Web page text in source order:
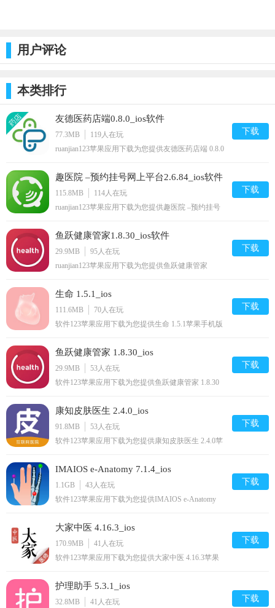
用户评论
本类排行
友德医药店端0.8.0_ios软件
77.3MB 119人在玩
ruanjian123苹果应用下载为您提供友德医药店端 0.8.0
下载
趣医院 –预约挂号网上平台2.6.84_ios软件
115.8MB 114人在玩
ruanjian123苹果应用下载为您提供趣医院 –预约挂号
玩的苹果手机软件下载.
下载
鱼跃健康管家1.8.30_ios软件
29.9MB 95人在玩
ruanjian123苹果应用下载为您提供鱼跃健康管家
下载
生命 1.5.1_ios
111.6MB 70人在玩
软件123苹果应用下载为您提供生命 1.5.1苹果手机版
下载
鱼跃健康管家 1.8.30_ios
29.9MB 53人在玩
软件123苹果应用下载为您提供鱼跃健康管家 1.8.30
下载
康知皮肤医生 2.4.0_ios
91.8MB 53人在玩
软件123苹果应用下载为您提供康知皮肤医生 2.4.0苹
下载
IMAIOS e-Anatomy 7.1.4_ios
1.1GB 43人在玩
软件123苹果应用下载为您提供IMAIOS e-Anatomy
果手机软件下载.
下载
大家中医 4.16.3_ios
170.9MB 41 人在玩
软件123苹果应用下载为您提供大家中医 4.16.3苹果
下载
护理助手 5.3.1_ios
32.8MB 41 人在玩 下载